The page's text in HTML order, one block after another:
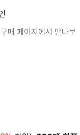
매 페이지에서 만나보